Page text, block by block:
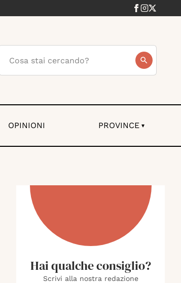
OPINIONI PROVINCE ▾
Hai qualche consiglio?
Scrivi alla nostra redazione